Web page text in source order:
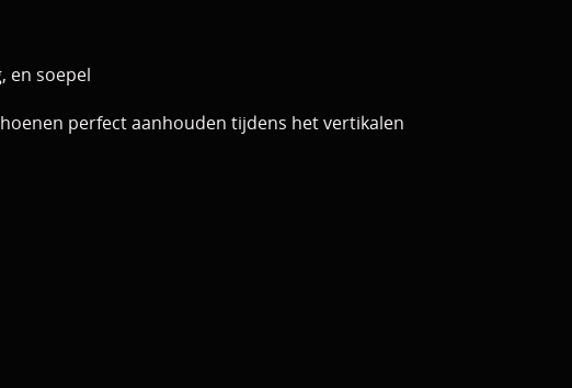
en soepel
perfect aanhouden tijdens het vertikalen